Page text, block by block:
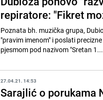
repiratore: "Fikret
Poznata bh. muzička grupa,
"pravim imenom" i poslati
pjesmom pod nazivom "Sretan
27.04.21. 14:53
Sarajlić o porukama